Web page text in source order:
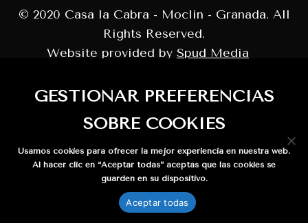
© 2020 Casa la Cabra - Moclin - Granada. All
Rights Reserved.
Website provided by Spud Media
GESTIONAR PREFERENCIAS
SOBRE COOKIES
Usamos cookies para ofrecer la mejor experiencia en nuestra web.
Al hacer clic en “Aceptar todas” aceptas que las cookies se
guarden en su dispositivo.
Aceptar todas